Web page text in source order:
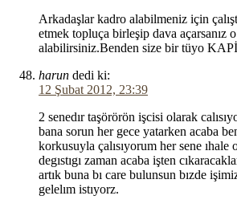
Arkadaşlar kadro alabilmeniz için
etmek topluça birleşip dava açarsanız
alabilirsiniz.Benden size bir tüyo
harun dedi ki:
12 Şubat 2012, 23:39
2 senedır taşörörön işcisi olarak
bana sorun her gece yatarken acaba
korkusuyla çalısıyorum her sene ıhale
degıstıgı zaman acaba işten
artık buna bı care bulunsun bızde
gelelım istıyorz.